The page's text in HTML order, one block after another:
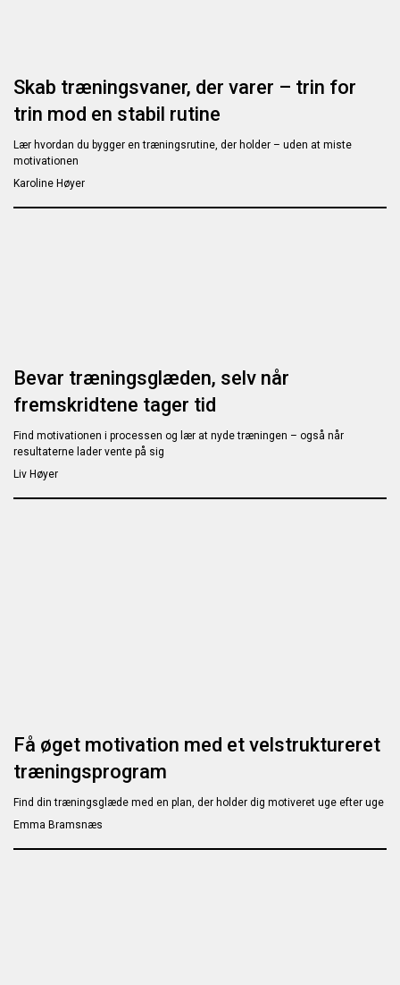
Skab træningsvaner, der varer – trin for
trin mod en stabil rutine
Lær hvordan du bygger en træningsrutine, der holder – uden at miste
motivationen
Karoline Høyer
Bevar træningsglæden, selv når
fremskridtene tager tid
Find motivationen i processen og lær at nyde træningen – også når
resultaterne lader vente på sig
Liv Høyer
Få øget motivation med et velstruktureret
træningsprogram
Find din træningsglæde med en plan, der holder dig motiveret uge efter uge
Emma Bramsnæs